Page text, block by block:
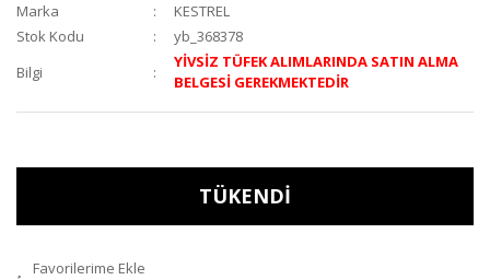
Marka
KESTREL
Stok Kodu
yb_368378
Bilgi
YİVSİZ TÜFEK ALIMLARINDA SATIN ALMA
BELGESİ GEREKMEKTEDİR
TÜKENDİ